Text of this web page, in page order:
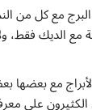
مع كل من
مع الديك فقط،
مع بعضها
الكثيرون على